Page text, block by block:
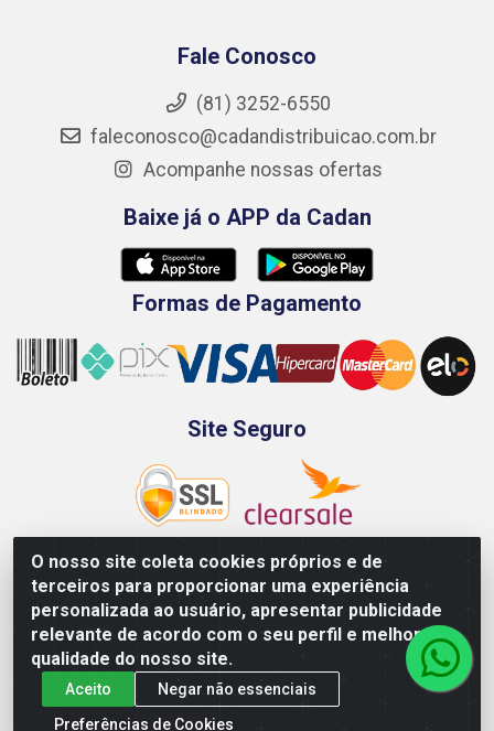
O nosso site coleta cookies próprios e de
terceiros para proporcionar uma experiência
personalizada ao usuário, apresentar publicidade
relevante de acordo com o seu perfil e melhorar a
qualidade do nosso site.
Aceito
Negar não essenciais
Preferências de Cookies
Fale Conosco
(81) 3252-6550
faleconosco@cadandistribuicao.com.br
Acompanhe nossas ofertas
Baixe já o APP da Cadan
Formas de Pagamento
Site Seguro
Rod. BR-101 Sul, Km 73, 4505, Galpão A, Ibura - Recife/PE -
CEP 51240-340 - CNPJ 70.089.974/0001-79